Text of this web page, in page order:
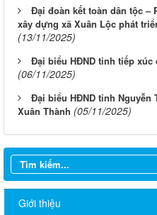
Đại đoàn kết toàn dân tộc –
xây dựng xã Xuân Lộc phát
(13/11/2025)
Đại biểu HĐND tỉnh tiếp xúc
(06/11/2025)
Đại biểu HĐND tỉnh
Xuân Thành (05/11/2025)
Giới thiệu